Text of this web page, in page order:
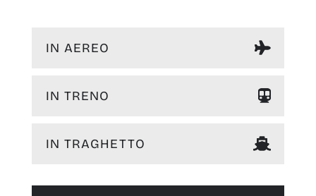
IN AEREO
IN TRENO
IN TRAGHETTO